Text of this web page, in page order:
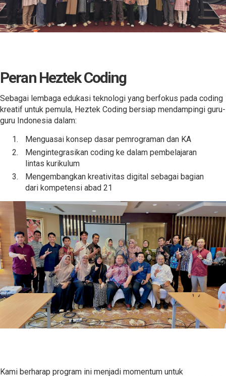
Peran Heztek Coding
Sebagai lembaga edukasi teknologi yang berfokus pada coding
kreatif untuk pemula, Heztek Coding bersiap mendampingi guru-
guru Indonesia dalam:
Menguasai konsep dasar pemrograman dan KA
Mengintegrasikan coding ke dalam pembelajaran
lintas kurikulum
Mengembangkan kreativitas digital sebagai bagian
dari kompetensi abad 21
Kami berharap program ini menjadi momentum untuk